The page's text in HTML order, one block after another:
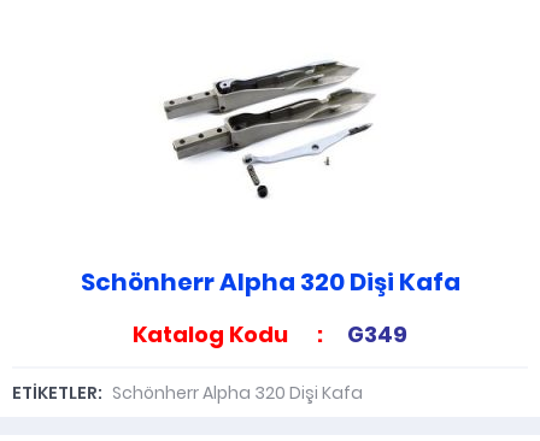
Schönherr Alpha 320 Dişi Kafa
Katalog Kodu : G349
ETİKETLER: Schönherr Alpha 320 Dişi Kafa